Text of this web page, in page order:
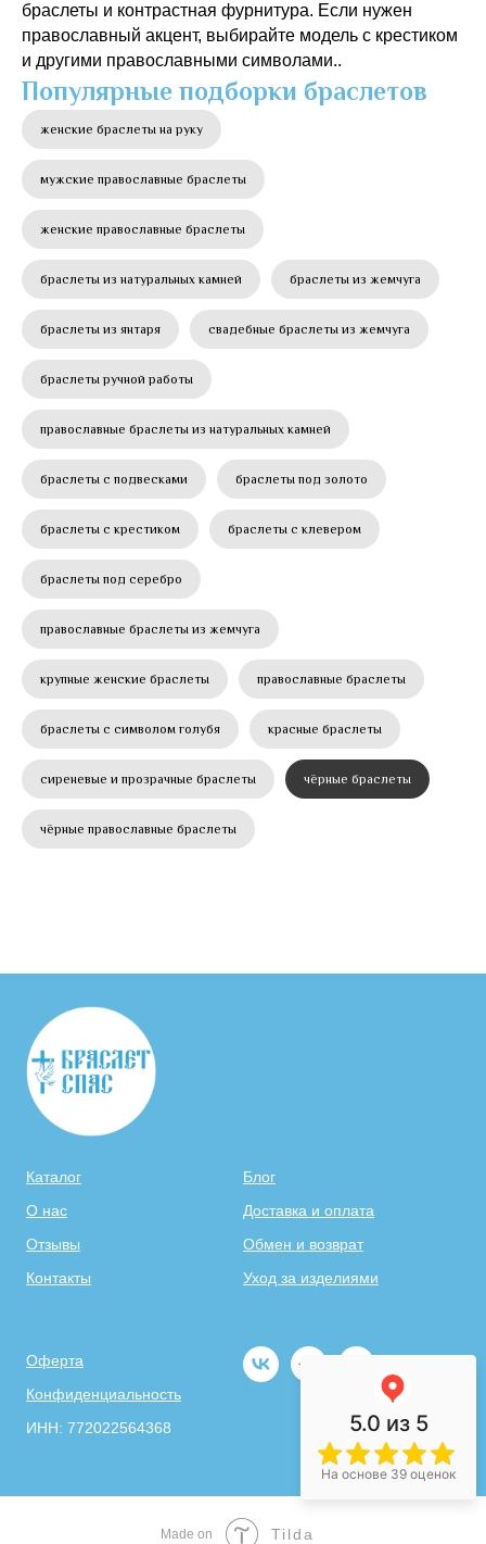
браслеты и контрастная фурнитура. Если нужен
православный акцент, выбирайте модель с крестиком
и другими православными символами..
Популярные подборки браслетов
женские браслеты на руку
мужские православные браслеты
женские православные браслеты
браслеты из натуральных камней браслеты из жемчуга
браслеты из янтаря свадебные браслеты из жемчуга
браслеты ручной работы
православные браслеты из натуральных камней
браслеты с подвесками браслеты под золото
браслеты с крестиком браслеты с клевером
браслеты под серебро
православные браслеты из жемчуга
крупные женские браслеты православные браслеты
браслеты с символом голубя красные браслеты
сиреневые и прозрачные браслеты чёрные браслеты
чёрные православные браслеты
Каталог
О нас
Отзывы
Контакты
Блог
Доставка и оплата
Обмен и возврат
Уход за изделиями
Оферта
Конфиденциальность
ИНН: 772022564368
Made on Tilda
5.0 из 5
На основе 39 оценок